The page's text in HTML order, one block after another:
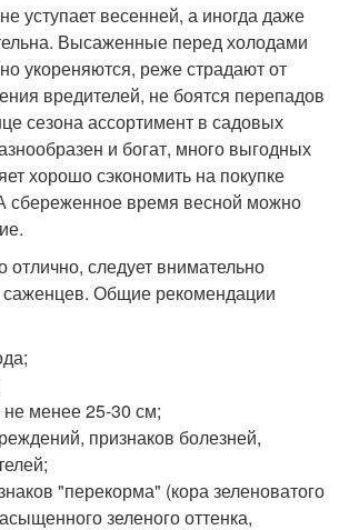
уступает весенней, а иногда даже
Высаженные перед холодами
укореняются, реже страдают от
вредителей, не боятся перепадов
сезона ассортимент в садовых
и богат, много выгодных
хорошо сэкономить на покупке
сбереженное время весной можно
следует внимательно
саженцев. Общие рекомендации
менее 25-30 см;
признаков болезней,
"перекорма" (кора зеленоватого
зеленого оттенка,